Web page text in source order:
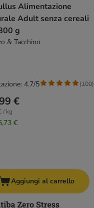
Alimentazione
Adult senza cereali
g
& Tacchino
€
/ kg
€
4.7/5 (100)
Aggiungi al carrello